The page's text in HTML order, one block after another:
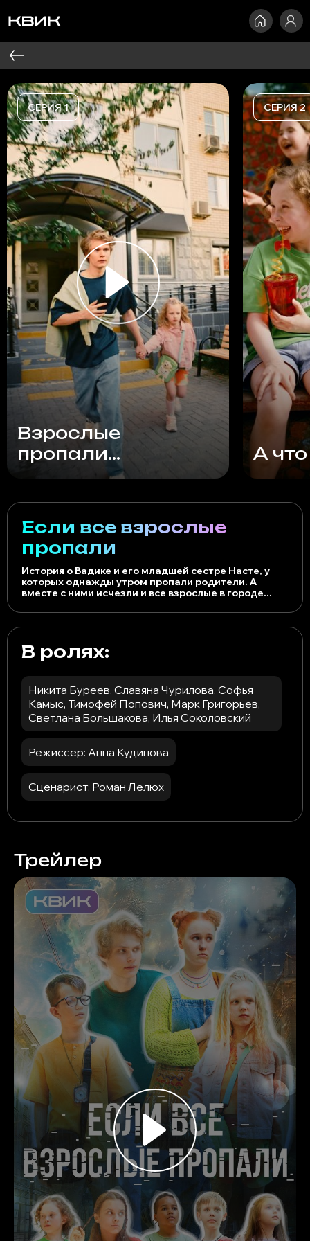
СЕРИЯ 1
Взрослые
пропали...
СЕРИЯ 2
А
Если все взрослые
пропали
История о Вадике и его младшей сестре Насте, у
которых однажды утром пропали родители. А
вместе с ними исчезли и все взрослые в городе...
В ролях:
Никита Буреев, Славяна Чурилова, Софья
Камыс, Тимофей Попович, Марк Григорьев,
Светлана Большакова, Илья Соколовский
Режиссер: Анна Кудинова
Сценарист: Роман Лелюх
Трейлер